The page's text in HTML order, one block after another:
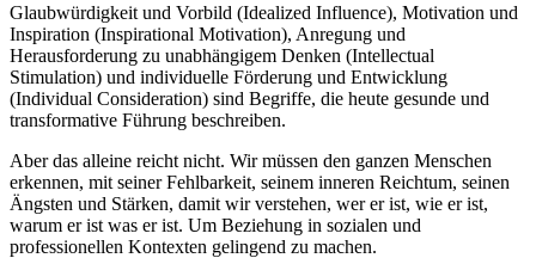
Glaubwürdigkeit und Vorbild (Idealized Influence), Motivation und
Inspiration (Inspirational Motivation), Anregung und
Herausforderung zu unabhängigem Denken (Intellectual
Stimulation) und individuelle Förderung und Entwicklung
(Individual Consideration) sind Begriffe, die heute gesunde und
transformative Führung beschreiben.
Aber das alleine reicht nicht. Wir müssen den ganzen Menschen
erkennen, mit seiner Fehlbarkeit, seinem inneren Reichtum, seinen
Ängsten und Stärken, damit wir verstehen, wer er ist, wie er ist,
warum er ist was er ist. Um Beziehung in sozialen und
professionellen Kontexten gelingend zu machen.